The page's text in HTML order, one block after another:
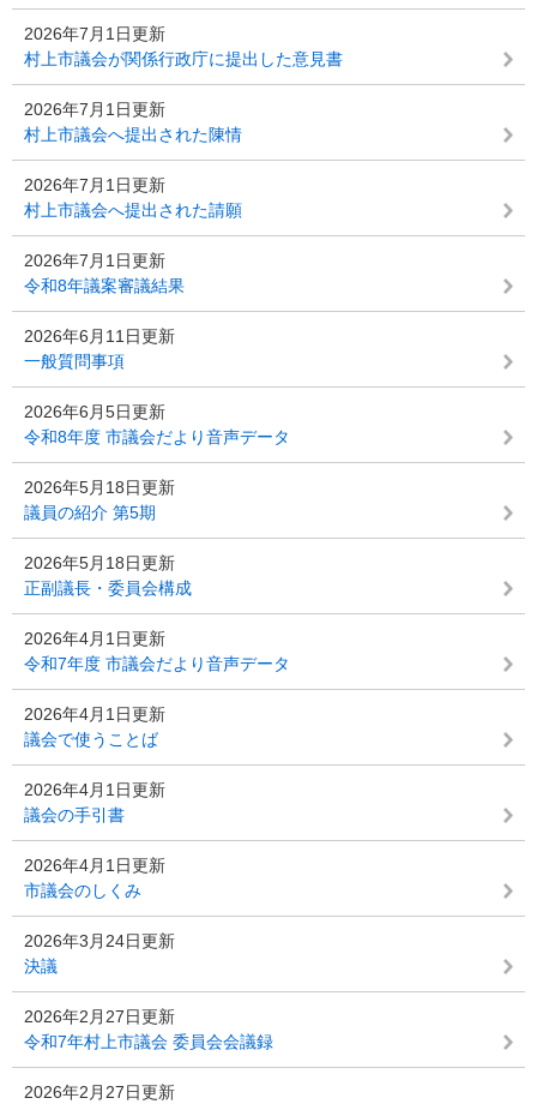
2026年7月1日更新
村上市議会が関係行政庁に提出した意見書
2026年7月1日更新
村上市議会へ提出された陳情
2026年7月1日更新
村上市議会へ提出された請願
2026年7月1日更新
令和8年議案審議結果
2026年6月11日更新
一般質問事項
2026年6月5日更新
令和8年度 市議会だより音声データ
2026年5月18日更新
議員の紹介 第5期
2026年5月18日更新
正副議長・委員会構成
2026年4月1日更新
令和7年度 市議会だより音声データ
2026年4月1日更新
議会で使うことば
2026年4月1日更新
議会の手引書
2026年4月1日更新
市議会のしくみ
2026年3月24日更新
決議
2026年2月27日更新
令和7年村上市議会 委員会会議録
2026年2月27日更新